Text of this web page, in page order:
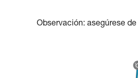
Observación: asegúrese